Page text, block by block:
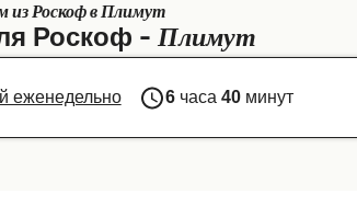
из Роскоф в Плимут
Роскоф - Плимут
еженедельно 6часа 40минут